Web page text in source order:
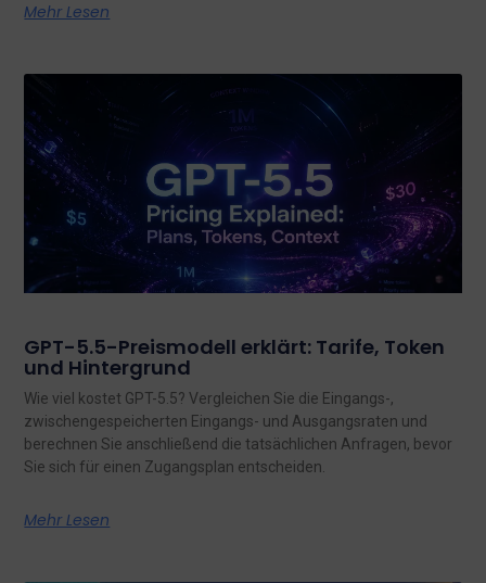
Mehr Lesen
GPT-5.5-Preismodell erklärt: Tarife, Token
und Hintergrund
Wie viel kostet GPT-5.5? Vergleichen Sie die Eingangs-,
zwischengespeicherten Eingangs- und Ausgangsraten und
berechnen Sie anschließend die tatsächlichen Anfragen, bevor
Sie sich für einen Zugangsplan entscheiden.
Mehr Lesen